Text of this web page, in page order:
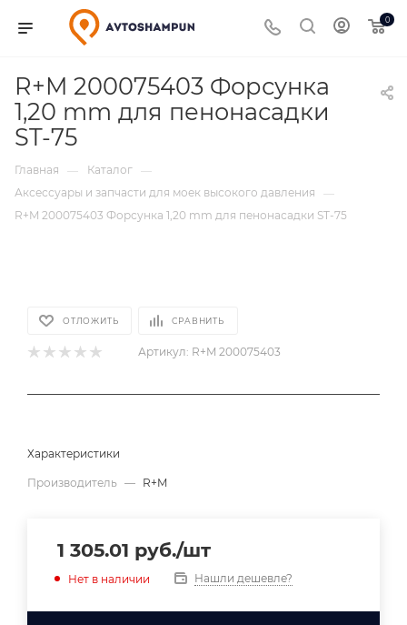
0
R+M 200075403 Форсунка
1,20 mm для пенонасадки
ST-75
Главная — Каталог —
Аксессуары и запчасти для моек высокого давления
—
R+M 200075403 Форсунка 1,20 mm для пенонасадки ST-75
ОТЛОЖИТЬ СРАВНИТЬ
Артикул: R+M 200075403
Характеристики
Производитель — R+M
1 305.01 руб./шт
Нет в наличии Нашли дешевле?